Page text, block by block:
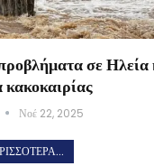
σε Ηλεία
Νοέ 22, 2025